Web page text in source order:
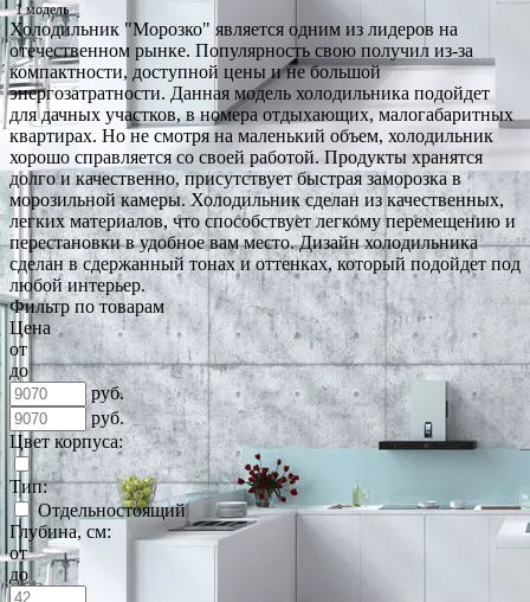
1 модель
Холодильник "Морозко" является одним из лидеров на
отечественном рынке. Популярность свою получил из-за
компактности, доступной цены и не большой
энергозатратности. Данная модель холодильника подойдет
для дачных участков, в номера отдыхающих, малогабаритных
квартирах. Но не смотря на маленький объем, холодильник
хорошо справляется со своей работой. Продукты хранятся
долго и качественно, присутствует быстрая заморозка в
морозильной камеры. Холодильник сделан из качественных,
легких материалов, что способствует легкому перемещению и
перестановки в удобное вам место. Дизайн холодильника
сделан в сдержанный тонах и оттенках, который подойдет под
любой интерьер.
Фильтр по товарам
Цена
от
до
руб.
руб.
Цвет корпуса:
Тип:
Отдельностоящий
Глубина, см:
от
до